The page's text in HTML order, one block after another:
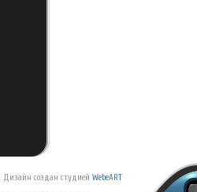
создан студией WebeART